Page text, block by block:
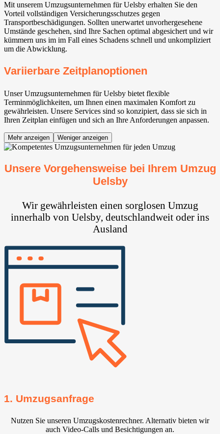
Mit unserem Umzugsunternehmen für Uelsby erhalten Sie den
Vorteil vollständigen Versicherungsschutzes gegen
Transportbeschädigungen. Sollten unerwartet unvorhergesehene
Umstände geschehen, sind Ihre Sachen optimal abgesichert und wir
kümmern uns im im Fall eines Schadens schnell und unkompliziert
um die Abwicklung.
Variierbare Zeitplanoptionen
Unser Umzugsunternehmen für Uelsby bietet flexible
Terminmöglichkeiten, um Ihnen einen maximalen Komfort zu
gewährleisten. Unsere Services sind so konzipiert, dass sie sich in
Ihren Zeitplan einfügen und sich an Ihre Anforderungen anpassen.
Mehr anzeigen Weniger anzeigen
Unsere Vorgehensweise bei Ihrem Umzug
Uelsby
Wir gewährleisten einen sorglosen Umzug
innerhalb von Uelsby, deutschlandweit oder ins
Ausland
1. Umzugsanfrage
Nutzen Sie unseren Umzugskostenrechner. Alternativ bieten wir
auch Video-Calls und Besichtigungen an.